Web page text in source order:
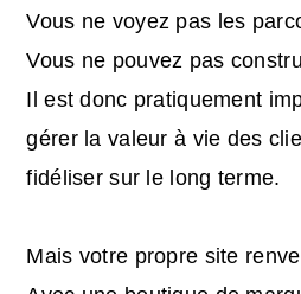
Vous ne voyez pas les
Vous ne pouvez pas
Il est donc pratiquement
gérer la valeur à vie des
fidéliser sur le long terme.
Mais votre propre site